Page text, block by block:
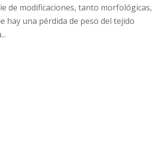
de modificaciones, tanto morfológicas,
hay una pérdida de peso del tejido